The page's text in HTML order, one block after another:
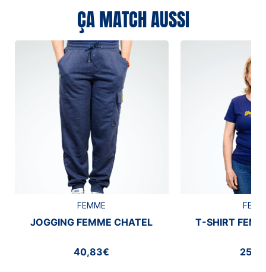
ÇA MATCH AUSSI
FEMME
JOGGING FEMME CHATEL
40,83€
T-SHIRT